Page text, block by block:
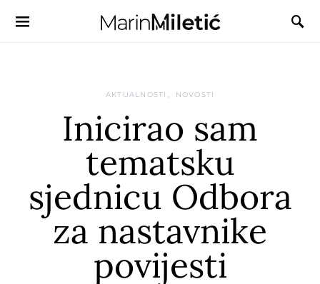
AKTUALNOSTI NOVOSTI
Inicirao sam
tematsku
sjednicu Odbora
za nastavnike
povijesti